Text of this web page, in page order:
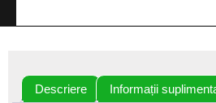
Descriere Informații